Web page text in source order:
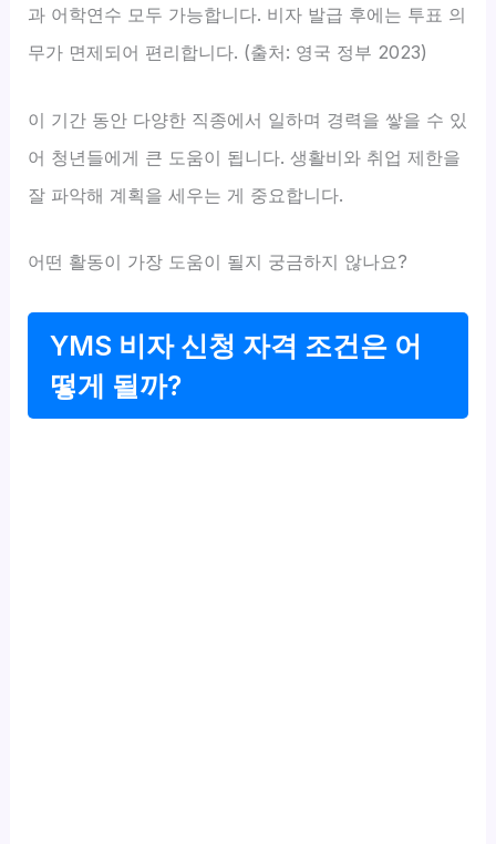
과 어학연수 모두 가능합니다. 비자 발급 후에는 투표 의
무가 면제되어 편리합니다. (출처: 영국 정부 2023)
이 기간 동안 다양한 직종에서 일하며 경력을 쌓을 수 있
어 청년들에게 큰 도움이 됩니다. 생활비와 취업 제한을
잘 파악해 계획을 세우는 게 중요합니다.
어떤 활동이 가장 도움이 될지 궁금하지 않나요?
YMS 비자 신청 자격 조건은 어
떻게 될까?